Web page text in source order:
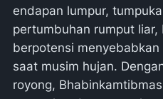
endapan lumpur,
pertumbuhan rumput liar,
berpotensi
saat musim hujan.
royong,